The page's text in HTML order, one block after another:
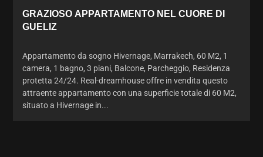
GRAZIOSO APPARTAMENTO NEL CUORE DI
GUELIZ
Appartamento da sogno Hivernage, Marrakech, 60 M2, 1
camera, 1 bagno, 3 piani, Balcone, Parcheggio, Residenza
protetta 24/24. Real-dreamhouse offre in vendita questo
attraente appartamento con una superficie totale di 60 M2,
situato a Hivernage in...